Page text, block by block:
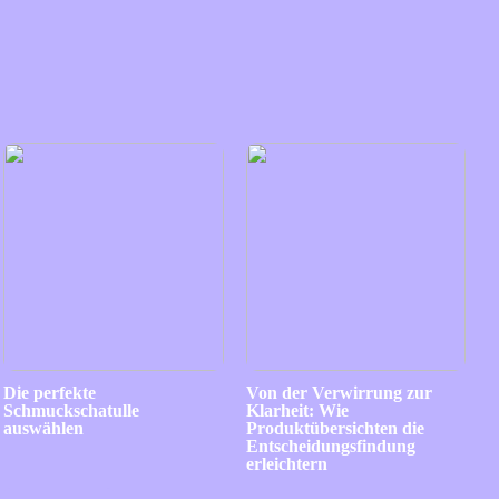
Die perfekte
Schmuckschatulle
auswählen
Von der Verwirrung zur
Klarheit: Wie
Produktübersichten die
Entscheidungsfindung
erleichtern